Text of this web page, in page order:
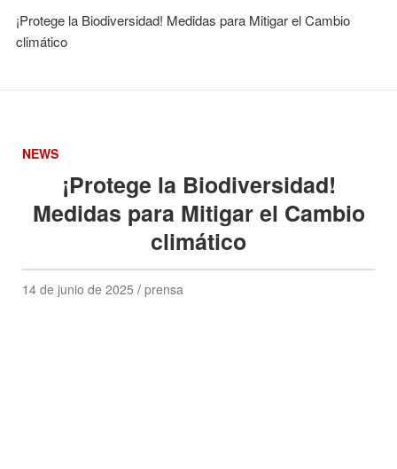
¡Protege la Biodiversidad! Medidas para Mitigar el Cambio
climático
NEWS
¡Protege la Biodiversidad!
Medidas para Mitigar el Cambio
climático
14 de junio de 2025 prensa